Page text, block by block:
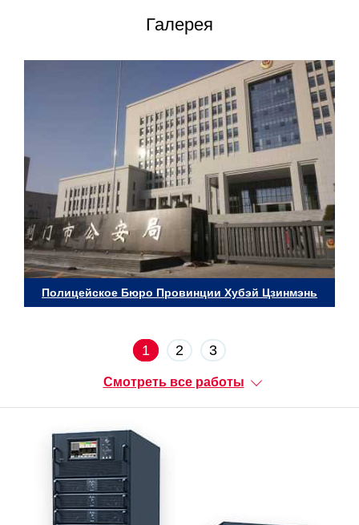
Галерея
Полицейское Бюро Провинции Хубэй Цзинмэнь
1 2 3
Смотреть все работы